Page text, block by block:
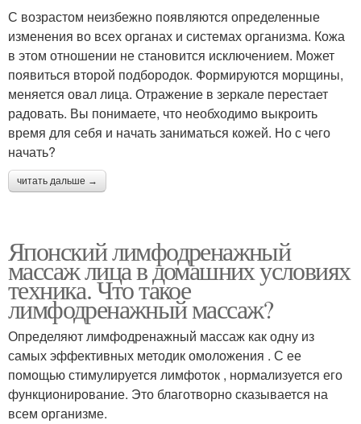
С возрастом неизбежно появляются определенные
изменения во всех органах и системах организма. Кожа
в этом отношении не становится исключением. Может
появиться второй подбородок. Формируются морщины,
меняется овал лица. Отражение в зеркале перестает
радовать. Вы понимаете, что необходимо выкроить
время для себя и начать заниматься кожей. Но с чего
начать?
читать дальше →
Японский лимфодренажный
массаж лица в домашних условиях
техника. Что такое
лимфодренажный массаж?
Определяют лимфодренажный массаж как одну из
самых эффективных методик омоложения . С ее
помощью стимулируется лимфоток , нормализуется его
функционирование. Это благотворно сказывается на
всем организме.